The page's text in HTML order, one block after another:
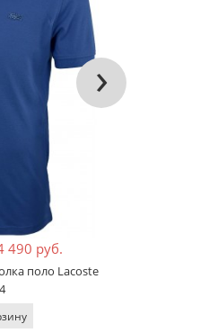
490 руб.
поло Lacoste
›